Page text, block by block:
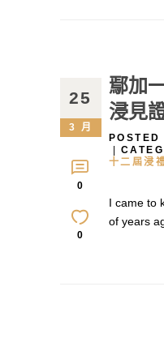
25
3 月
0
0
鄢加
浸見
十二屆浸
I came to
of years